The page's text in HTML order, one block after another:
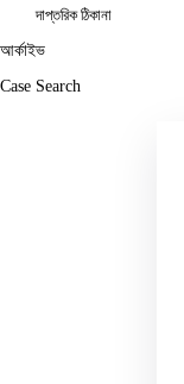
দাপ্তরিক ঠিকানা
আর্কাইভ
Case Search